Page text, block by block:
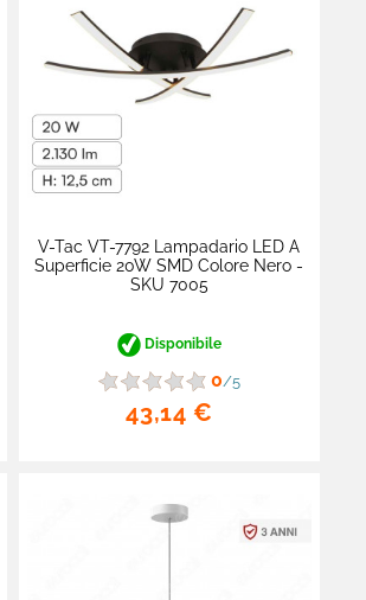
V-Tac VT-7792 Lampadario LED A
Superficie 20W SMD Colore Nero -
SKU 7005
Disponibile
0/5
43,14 €